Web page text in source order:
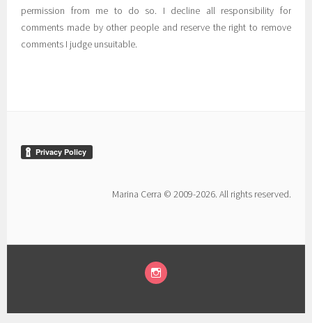
permission from me to do so. I decline all responsibility for
comments made by other people and reserve the right to remove
comments I judge unsuitable.
Marina Cerra © 2009-2026. All rights reserved.